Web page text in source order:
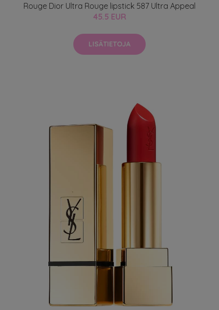
Rouge Dior Ultra Rouge lipstick 587 Ultra Appeal
45.5 EUR
LISÄTIETOJA